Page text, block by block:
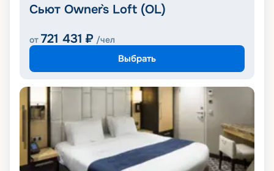
Сьют Owner`s Loft (OL)
от 721 431 ₽ /чел
Выбрать